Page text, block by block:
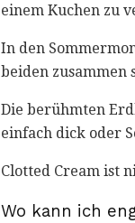
einem Kuchen zu
In den
beiden zusammen
Die berühmten
einfach dick oder
Clotted Cream ist
Wo kann ich